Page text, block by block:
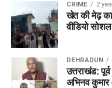
CRIME 2
खेत की मेढ़
वीडियो
DEHRADUN
उत्तराखंड:
अभिनव